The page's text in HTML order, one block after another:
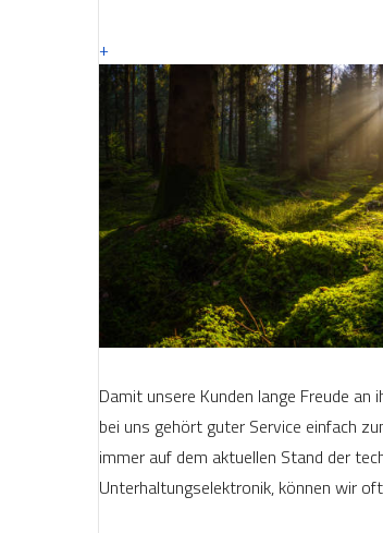
+
Damit unsere Kunden lange Freude
bei uns gehört guter Service einfach
immer auf dem aktuellen Stand der
Unterhaltungselektronik, können wir